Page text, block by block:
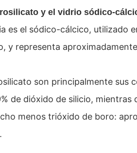
y el vidrio sódico-
es el sódico-cálcico, utilizado
y representa
son principalmente sus
de dióxido de silicio, mientras
menos trióxido de boro: